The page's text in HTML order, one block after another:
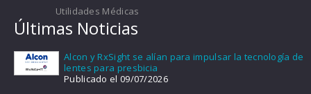
Utilidades Médicas
Últimas Noticias
Alcon y RxSight se alían para impulsar la tecnología de
lentes para presbicia
Publicado el 09/07/2026